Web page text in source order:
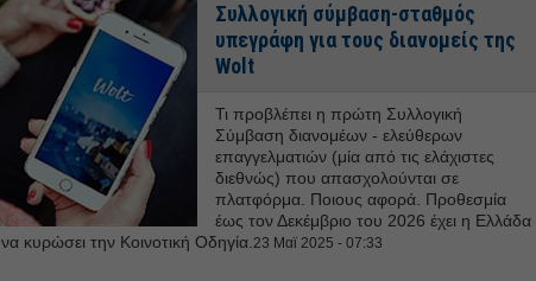
Συλλογική σύμβαση-σταθμός
υπεγράφη για τους διανομείς της
Wolt
Τι προβλέπει η πρώτη Συλλογική
Σύμβαση διανομέων - ελεύθερων
επαγγελματιών (μία από τις ελάχιστες
διεθνώς) που απασχολούνται σε
πλατφόρμα. Ποιους αφορά. Προθεσμία
έως τον Δεκέμβριο του 2026 έχει η Ελλάδα
να κυρώσει την Κοινοτική Οδηγία. 23 Μαϊ 2025 - 07:33